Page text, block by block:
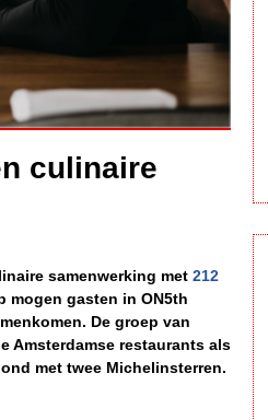
culinaire
samenwerking met 212
mogen gasten in ON5th
De groep van
Amsterdamse restaurants als
met twee Michelinsterren.